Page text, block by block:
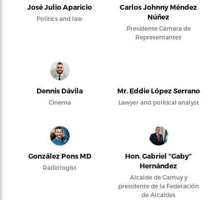
José Julio Aparicio
Politics and law
Carlos Johnny Méndez
Núñez
Presidente Cámara de
Representantes
Dennis Dávila
Cinema
Mr. Eddie López Serrano
Lawyer and political analyst
González Pons MD
Radiologist
Hon. Gabriel “Gaby”
Hernández
Alcalde de Camuy y
presidente de la Federación
de Alcaldes